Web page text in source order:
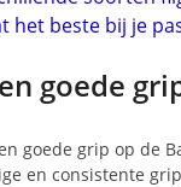
het beste bij je
goede
goede grip op de
en consistente